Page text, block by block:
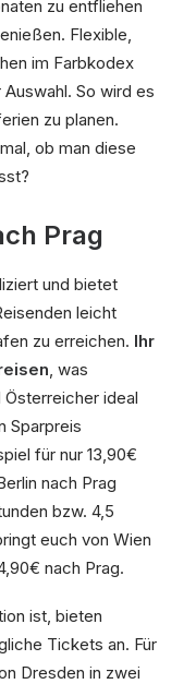
zu entfliehen
Flexible,
im Farbkodex
So wird es
zu planen.
ob man diese
Prag
und bietet
leicht
zu erreichen. Ihr
, was
ideal
Sparpreis
für nur 13,90€
nach Prag
bzw. 4,5
euch von Wien
nach Prag.
ist, bieten
Tickets an. Für
Dresden in zwei